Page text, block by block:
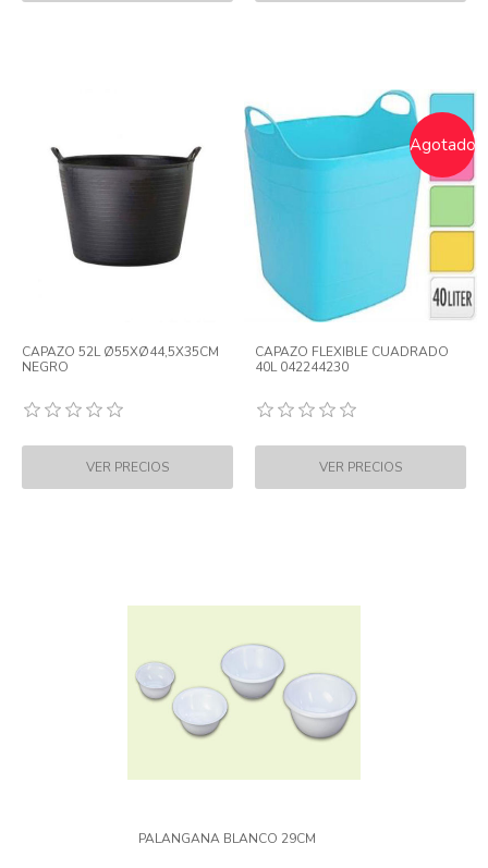
CAPAZO 52L Ø55XØ44,5X35CM
NEGRO
Agotado
CAPAZO FLEXIBLE CUADRADO
40L 042244230
PALANGANA BLANCO 29CM